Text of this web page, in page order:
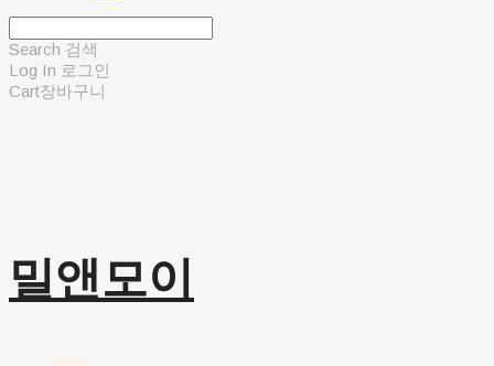
Search 검색
Log In 로그인
Cart장바구니
밀앤모이